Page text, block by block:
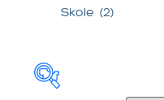
Skole (2)